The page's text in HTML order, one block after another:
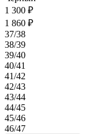
1 300 ₽
1 860 ₽
37/38
38/39
39/40
40/41
41/42
42/43
43/44
44/45
45/46
46/47